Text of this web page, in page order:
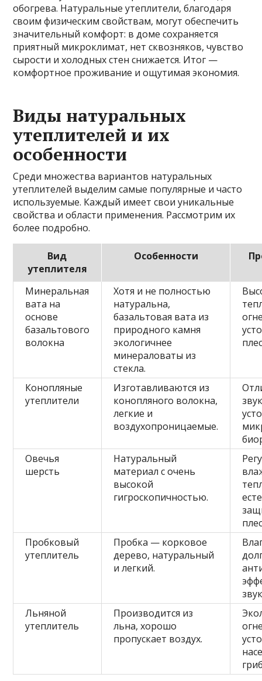
обогрева. Натуральные утеплители, благодаря
своим физическим свойствам, могут обеспечить
значительный комфорт: в доме сохраняется
приятный микроклимат, нет сквозняков, чувство
сырости и холодных стен снижается. Итог —
комфортное проживание и ощутимая экономия.
Виды натуральных
утеплителей и их
особенности
Среди множества вариантов натуральных
утеплителей выделим самые популярные и часто
используемые. Каждый имеет свои уникальные
свойства и области применения. Рассмотрим их
более подробно.
Вид
утеплителя
Особенности
Минеральная
вата на
основе
базальтового
волокна
Хотя и не полностью
натуральна,
базальтовая вата из
природного камня
экологичнее
минераловаты из
стекла.
Конопляные
утеплители
Изготавливаются из
конопляного волокна,
легкие и
воздухопроницаемые.
Овечья
шерсть
Натуральный
материал с очень
высокой
гигроскопичностью.
Пробковый
утеплитель
Пробка — корковое
дерево, натуральный
и легкий.
Льняной
утеплитель
Производится из
льна, хорошо
пропускает воздух.